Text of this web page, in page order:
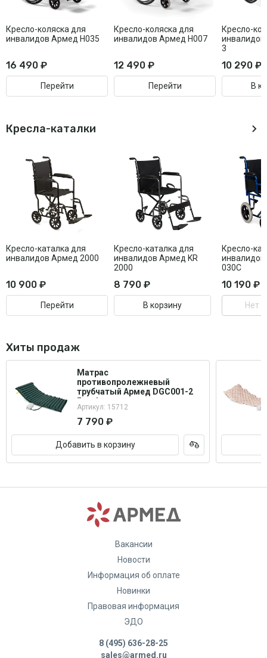
Кресло-коляска для
инвалидов Армед H035
16 490 ₽
Перейти
Кресло-коляска для
инвалидов Армед H007
12 490 ₽
Перейти
Кресло-
3
10 290 ₽
В
Кресла-каталки
Кресло-каталка для
инвалидов Армед 2000
10 900 ₽
Перейти
Кресло-каталка для
инвалидов Армед KR
2000
8 790 ₽
В корзину
Кресло-
030C
10 190 ₽
Нет
Хиты продаж
Матрас
противопролежневый
трубчатый Армед DGC001-2
Без функции статик
Артикул: 15712
7 790 ₽
Добавить в корзину
Вакансии
Новости
Информация об оплате
Новинки
Правовая информация
ЭДО
8 (495) 636-28-25
sales@armed.ru